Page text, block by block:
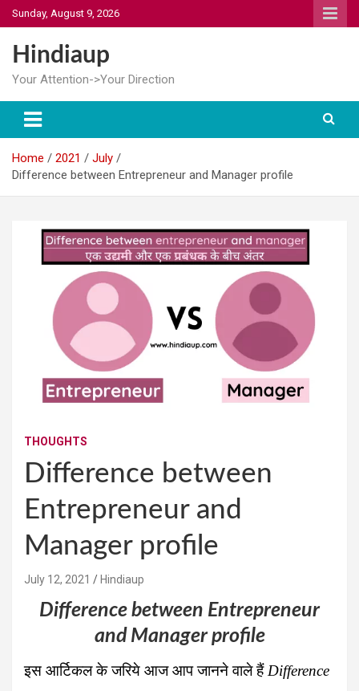
Skip
to
content
Sunday, August 9, 2026
Hindiaup
Your Attention->Your Direction
Home 2021
July
Difference between Entrepreneur and Manager profile
THOUGHTS
Difference between
Entrepreneur and
Manager profile
July 12, 2021 Hindiaup
Difference between Entrepreneur
and Manager profile
इस आर्टिकल के जरिये आज आप जानने वाले हैं Difference